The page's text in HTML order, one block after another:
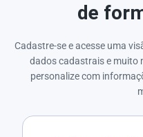
de
Cadastre-se e acesse uma
dados cadastrais e muito
personalize com